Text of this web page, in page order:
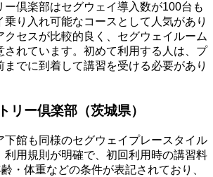
ー倶楽部はセグウェイ導入数が100台も
乗り入れ可能なコースとして人気があり
クセスが比較的良く、セグウェイルーム
されています。初めて利用する人は、プ
までに到着して講習を受ける必要があり
リー倶楽部（茨城県）
下館も同様のセグウェイプレースタイル
利用規則が明確で、初回利用時の講習料
・体重などの条件が表記されており、